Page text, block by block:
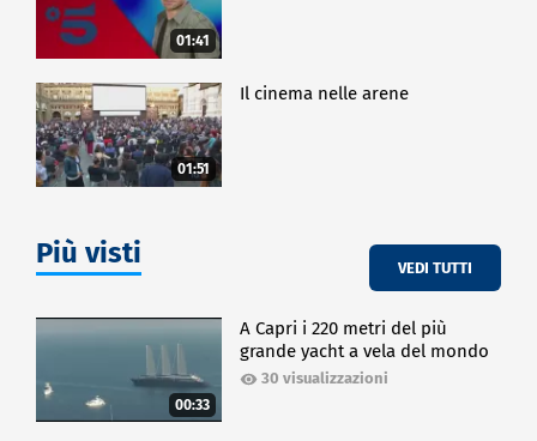
01:41
01:51
Il cinema nelle arene
Più visti VEDI TUTTI
00:33
A Capri i 220 metri del più
grande yacht a vela del mondo
30 visualizzazioni